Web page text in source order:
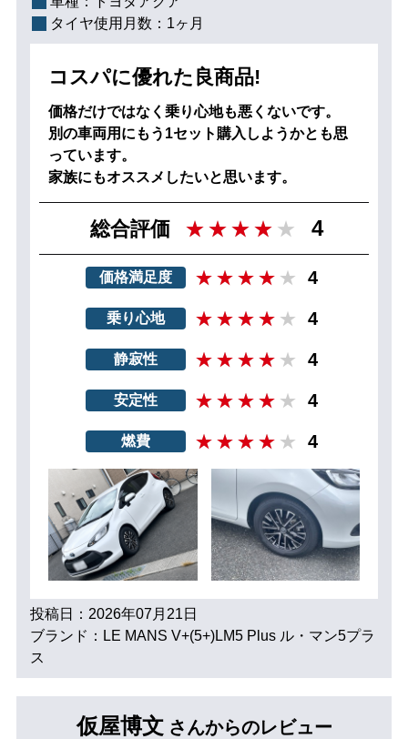
タイヤ使用月数： 1ヶ月
コスパに優れた良商品!
価格だけではなく乗り心地も悪くないです。
別の車両用にもう1セット購入しようかとも思
っています。
家族にもオススメしたいと思います。
総合評価 4
価格満足度 4
乗り心地 4
静寂性 4
安定性 4
燃費 4
投稿日：2026年07月21日
ブランド：LE MANS V+(5+)LM5 Plus ル・マン5プラ
ス
仮屋博文 さんからのレビュー